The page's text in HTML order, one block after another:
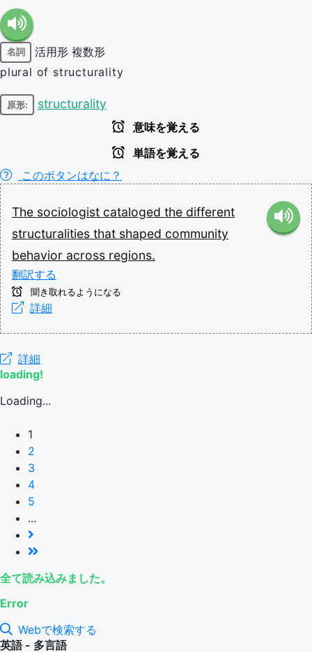
名詞 活用形 複数形
plural of structurality
原形: structurality
意味を覚える
単語を覚える
このボタンはなに？
The sociologist cataloged the different
structuralities that shaped community
behavior across regions.
翻訳する
聞き取れるようになる
詳細
詳細
loading!
Loading...
1
2
3
4
5
...
全て読み込みました。
Error
Webで検索する
英語 - 多言語